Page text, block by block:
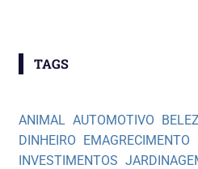
TAGS
ANIMAL AUTOMOTIVO
DINHEIRO EMAGRECIMENTO
INVESTIMENTOS